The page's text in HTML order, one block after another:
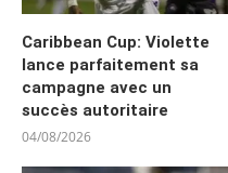
Caribbean Cup: Violette
lance parfaitement sa
campagne avec un
succès autoritaire
04/08/2026